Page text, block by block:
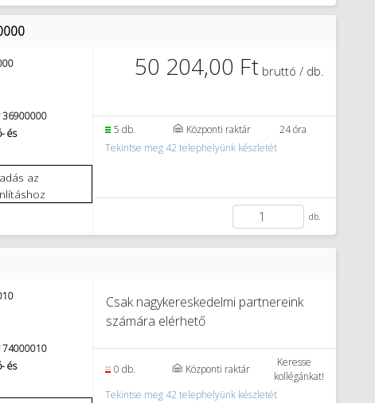
36900000
és
50 204,00 Ft bruttó / db.
5 db. Központi raktár
24 óra
Tekintse meg 42 telephelyünk készletét
db.
74000010
és
Csak nagykereskedelmi partnereink
számára elérhető
0 db. Központi raktár
Keresse
kollégánkat!
Tekintse meg 42 telephelyünk készletét